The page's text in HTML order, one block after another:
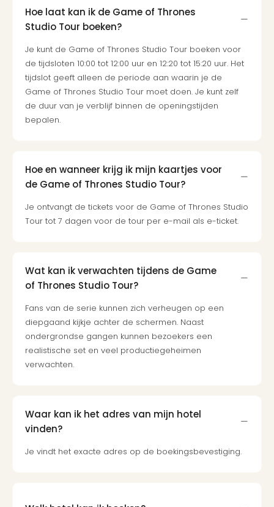
Hoe laat kan ik de Game of Thrones
Studio Tour boeken?
Je kunt de Game of Thrones Studio Tour boeken voor
de tijdsloten 10:00 tot 12:00 uur en 12:20 tot 15:20 uur. Het
tijdslot geeft alleen de periode aan waarin je de
Game of Thrones Studio Tour moet doen. Je kunt zelf
de duur van je verblijf binnen de openingstijden
bepalen.
Hoe en wanneer krijg ik mijn kaartjes voor
de Game of Thrones Studio Tour?
Je ontvangt de tickets voor de Game of Thrones Studio
Tour tot 7 dagen voor de tour per e-mail als e-ticket.
Wat kan ik verwachten tijdens de Game
of Thrones Studio Tour?
Fans van de serie kunnen zich verheugen op een
diepgaand kijkje achter de schermen. Naast
ondergrondse gangen kunnen bezoekers een
realistische set en veel productiegeheimen
verwachten.
Waar kan ik het adres van mijn hotel
vinden?
Je vindt het exacte adres op de boekingsbevestiging.